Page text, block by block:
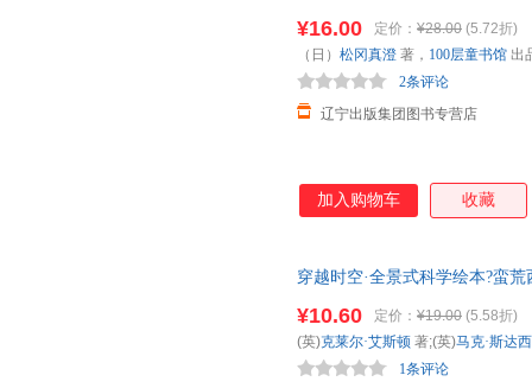
¥16.00 定价： ¥28.00 (5.72折)
辽宁出版集团图书专营店
2条评论
（日） 松冈真澄 著， 100层童书馆 出
加入购物车 收藏
穿越时空·全景式科学绘本?蛮
¥10.60 定价： ¥19.00 (5.58折)
1条评论
(英)克莱尔·艾斯顿 著;(英)马克·斯达西